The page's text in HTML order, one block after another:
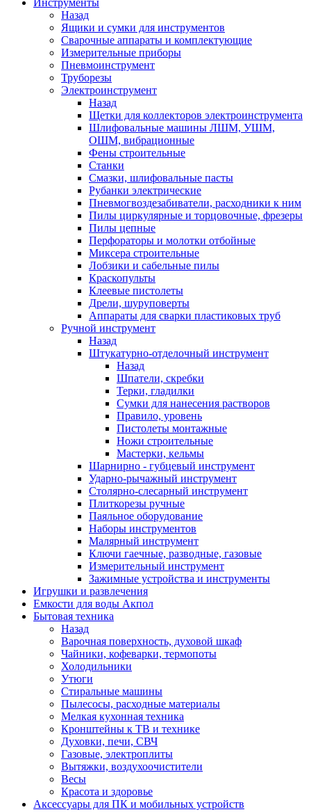
Инструменты
Назад
Ящики и сумки для инструментов
Сварочные аппараты и комплектующие
Измерительные приборы
Пневмоинструмент
Труборезы
Электроинструмент
Назад
Щетки для коллекторов электроинструмента
Шлифовальные машины ЛШМ, УШМ,
ОШМ, вибрационные
Фены строительные
Станки
Смазки, шлифовальные пасты
Рубанки электрические
Пневмогвоздезабиватели, расходники к ним
Пилы циркулярные и торцовочные, фрезеры
Пилы цепные
Перфораторы и молотки отбойные
Миксера строительные
Лобзики и сабельные пилы
Краскопульты
Клеевые пистолеты
Дрели, шуруповерты
Аппараты для сварки пластиковых труб
Ручной инструмент
Назад
Штукатурно-отделочный инструмент
Назад
Шпатели, скребки
Терки, гладилки
Сумки для нанесения растворов
Правило, уровень
Пистолеты монтажные
Ножи строительные
Мастерки, кельмы
Шарнирно - губцевый инструмент
Ударно-рычажный инструмент
Столярно-слесарный инструмент
Плиткорезы ручные
Паяльное оборудование
Наборы инструментов
Малярный инструмент
Ключи гаечные, разводные, газовые
Измерительный инструмент
Зажимные устройства и инструменты
Игрушки и развлечения
Емкости для воды Акпол
Бытовая техника
Назад
Варочная поверхность, духовой шкаф
Чайники, кофеварки, термопоты
Холодильники
Утюги
Стиральные машины
Пылесосы, расходные материалы
Мелкая кухонная техника
Кронштейны к ТВ и технике
Духовки, печи, СВЧ
Газовые, электроплиты
Вытяжки, воздухоочистители
Весы
Красота и здоровье
Аксессуары для ПК и мобильных устройств